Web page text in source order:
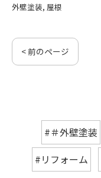
外壁塗装 屋根
< 前のページ
#＃外壁塗装
#リフォーム